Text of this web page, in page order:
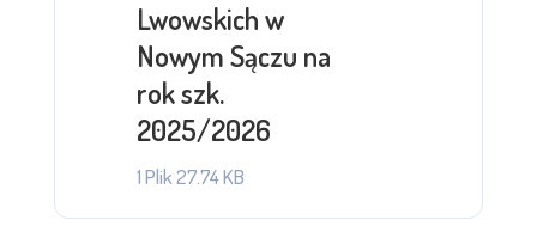
Lwowskich w
Nowym Sączu na
rok szk.
2025/2026
1 Plik27.74 KB